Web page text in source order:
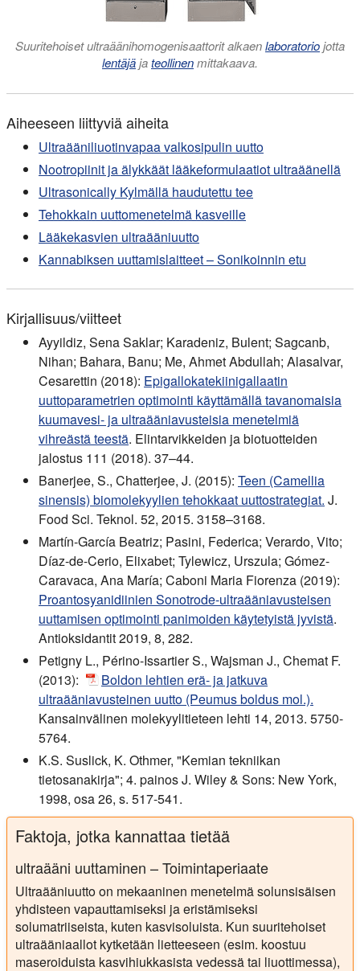
Suuritehoiset ultraäänihomogenisaattorit alkaenlaboratoriojotta
lentäjäjateollinenmittakaava.
Aiheeseen liittyviä aiheita
Ultraääniliuotinvapaa valkosipulin uutto
Nootropiinit ja älykkäät lääkeformulaatiot ultraäänellä
Ultrasonically Kylmällä haudutettu tee
Tehokkain uuttomenetelmä kasveille
Lääkekasvien ultraääniuutto
Kannabiksen uuttamislaitteet – Sonikoinnin etu
Kirjallisuus/viitteet
Ayyildiz, Sena Saklar; Karadeniz, Bulent; Sagcanb,
Nihan; Bahara, Banu; Me, Ahmet Abdullah; Alasalvar,
Cesarettin (2018): Epigallokatekiinigallaatin
uuttoparametrien optimointi käyttämällä tavanomaisia
kuumavesi- ja ultraääniavusteisia menetelmiä
vihreästä teestä. Elintarvikkeiden ja biotuotteiden
jalostus 111 (2018). 37–44.
Banerjee, S., Chatterjee, J. (2015): Teen (Camellia
sinensis) biomolekyylien tehokkaat uuttostrategiat. J.
Food Sci. Teknol. 52, 2015. 3158–3168.
Martín-García Beatriz; Pasini, Federica; Verardo, Vito;
Díaz-de-Cerio, Elixabet; Tylewicz, Urszula; Gómez-
Caravaca, Ana María; Caboni Maria Fiorenza (2019):
Proantosyanidiinien Sonotrode-ultraääniavusteisen
uuttamisen optimointi panimoiden käytetyistä jyvistä.
Antioksidantit 2019, 8, 282.
Petigny L., Périno-Issartier S., Wajsman J., Chemat F.
(2013):
Boldon lehtien erä- ja jatkuva
ultraääniavusteinen uutto (Peumus boldus mol.).
Kansainvälinen molekyylitieteen lehti 14, 2013. 5750-
5764.
K.S. Suslick, K. Othmer, "Kemian tekniikan
tietosanakirja"; 4. painos J. Wiley & Sons: New York,
1998, osa 26, s. 517-541.
Faktoja, jotka kannattaa tietää
ultraääni uuttaminen – Toimintaperiaate
Ultraääniuutto on mekaaninen menetelmä solunsisäisen
yhdisteen vapauttamiseksi ja eristämiseksi
solumatriiseista, kuten kasvisoluista. Kun suuritehoiset
ultraääniaallot kytketään lietteeseen (esim. koostuu
maseroiduista kasvihiukkasista vedessä tai liuottimessa),